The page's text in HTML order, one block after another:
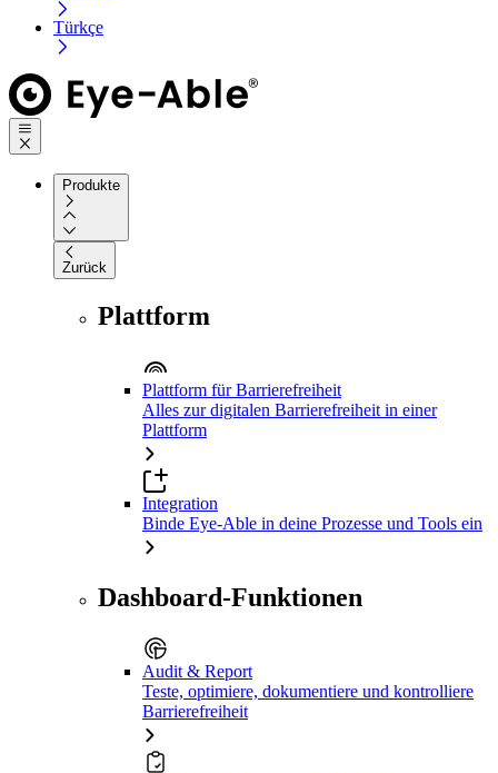
Türkçe
Produkte
Zurück
Plattform
Plattform für Barrierefreiheit
Alles zur digitalen Barrierefreiheit in einer
Plattform
Integration
Binde Eye-Able in deine Prozesse und Tools ein
Dashboard-Funktionen
Audit & Report
Teste, optimiere, dokumentiere und kontrolliere
Barrierefreiheit